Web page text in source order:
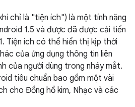
chỉ là "tiện ích") là một tính năng
1.5 và được đã được cải tiến
Tiện ích có thể hiển thị kịp thời
của ứng dụng thông tin liên
của người dùng trong nháy mắt.
tiêu chuẩn bao gồm một vài
cho Đồng hồ kim, Nhạc và các